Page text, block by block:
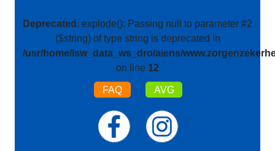
Deprecated : explode(): Passing null to parameter #2
($string) of type string is deprecated in
/usr/home/lsw_data_ws_dro/aiens/
on line 12
FAQ AVG